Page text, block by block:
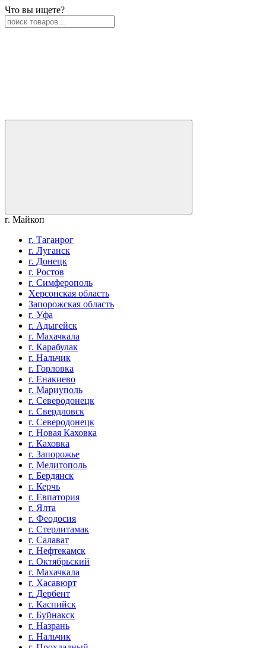
Что вы ищете?
г. Майкоп
г. Таганрог
г. Луганск
г. Донецк
г. Ростов
г. Симферополь
Херсонская область
Запорожская область
г. Уфа
г. Адыгейск
г. Махачкала
г. Карабулак
г. Нальчик
г. Горловка
г. Енакиево
г. Мариуполь
г. Северодонецк
г. Свердловск
г. Северодонецк
г. Новая Каховка
г. Каховка
г. Запорожье
г. Мелитополь
г. Бердянск
г. Керчь
г. Евпатория
г. Ялта
г. Феодосия
г. Стерлитамак
г. Салават
г. Нефтекамск
г. Октябрьский
г. Махачкала
г. Хасавюрт
г. Дербент
г. Каспийск
г. Буйнакск
г. Назрань
г. Нальчик